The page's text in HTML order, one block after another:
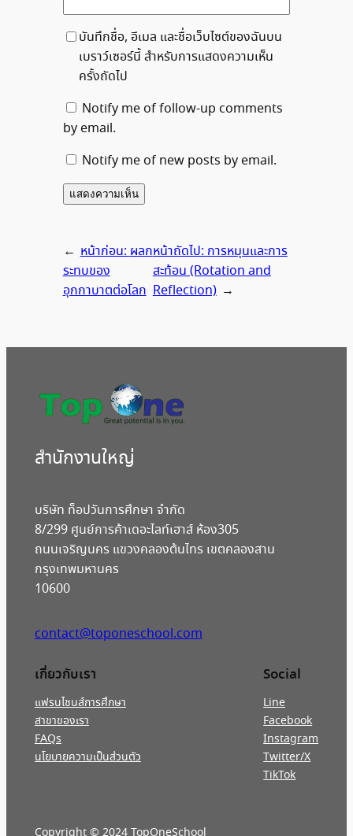
บันทึกชื่อ, อีเมล และชื่อเว็บไซต์ของฉันบน
เบราว์เซอร์นี้ สำหรับการแสดงความเห็น
ครั้งถัดไป
Notify me of follow-up comments
by email.
Notify me of new posts by email.
← หน้าก่อน:ผลก
ระทบของ
อุกกาบาตต่อโลก
หน้าถัดไป:การหมุนและการ
สะท้อน (Rotation and
Reflection) →
สํานักงานใหญ่
บริษัท ท็อปวันการศึกษา จำกัด
8/299 ศูนย์การค้าเดอะไลท์เฮาส์ ห้อง305
ถนนเจริญนคร แขวงคลองต้นไทร เขตคลองสาน
กรุงเทพมหานคร
10600
contact@toponeschool.com
เกี่ยวกับเรา
แฟรนไชนส์การศึกษา
สาขาของเรา
FAQs
นโยบายความเป็นส่วนตัว
Social
Line
Facebook
Instagram
Twitter/X
TikTok